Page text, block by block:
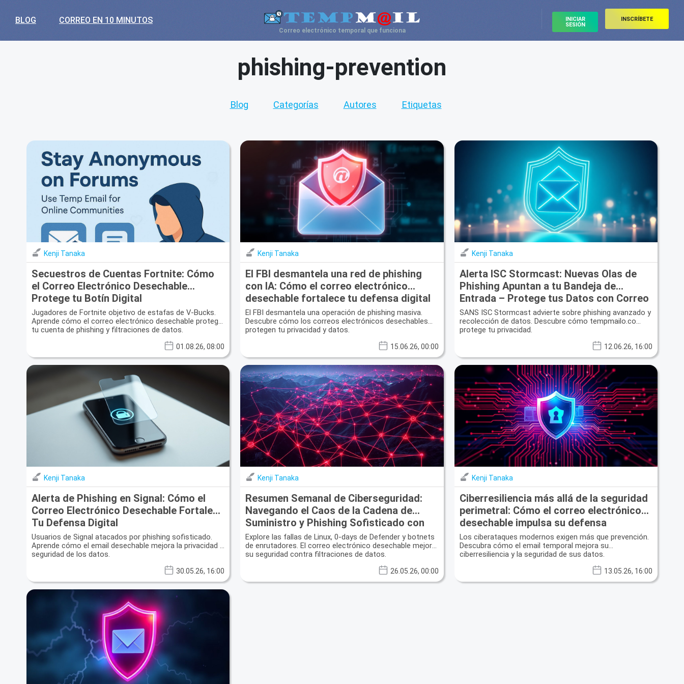
BLOG CORREO EN 10 MINUTOS
Correo electrónico temporal que funciona
INICIAR
SESIÓN
INSCRÍBETE
phishing-prevention
Blog Categorías Autores Etiquetas
Kenji Tanaka
Secuestros de Cuentas Fortnite: Cómo
el Correo Electrónico Desechable
Protege tu Botín Digital
Jugadores de Fortnite objetivo de estafas de V-Bucks.
Aprende cómo el correo electrónico desechable protege
tu cuenta de phishing y filtraciones de datos.
01.08.26, 08:00
Kenji Tanaka
El FBI desmantela una red de phishing
con IA: Cómo el correo electrónico
desechable fortalece tu defensa digital
El FBI desmantela una operación de phishing masiva.
Descubre cómo los correos electrónicos desechables
protegen tu privacidad y datos.
15.06.26, 00:00
Kenji Tanaka
Alerta ISC Stormcast: Nuevas Olas de
Phishing Apuntan a tu Bandeja de
Entrada – Protege tus Datos con Correo
Desechable
SANS ISC Stormcast advierte sobre phishing avanzado y
recolección de datos. Descubre cómo tempmailo.co
protege tu privacidad.
12.06.26, 16:00
Kenji Tanaka
Alerta de Phishing en Signal: Cómo el
Correo Electrónico Desechable Fortalece
Tu Defensa Digital
Usuarios de Signal atacados por phishing sofisticado.
Aprende cómo el email desechable mejora la privacidad y
seguridad de los datos.
30.05.26, 16:00
Kenji Tanaka
Resumen Semanal de Ciberseguridad:
Navegando el Caos de la Cadena de
Suministro y Phishing Sofisticado con
Correo Electrónico Desechable
Explore las fallas de Linux, 0-days de Defender y botnets
de enrutadores. El correo electrónico desechable mejora
su seguridad contra filtraciones de datos.
26.05.26, 00:00
Kenji Tanaka
Ciberresiliencia más allá de la seguridad
perimetral: Cómo el correo electrónico
desechable impulsa su defensa
Los ciberataques modernos exigen más que prevención.
Descubra cómo el email temporal mejora su
ciberresiliencia y la seguridad de sus datos.
13.05.26, 16:00